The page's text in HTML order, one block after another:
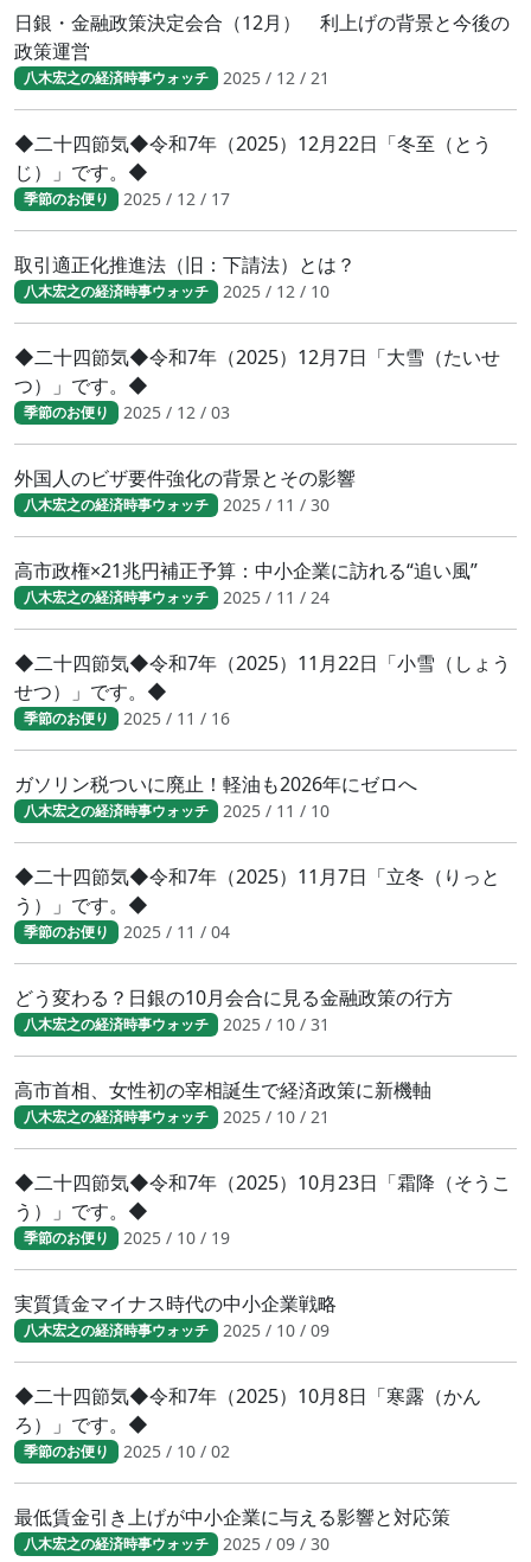
日銀・金融政策決定会合（12月） 利上げの背景と今後の
政策運営
八木宏之の経済時事ウォッチ 2025 / 12 / 21
◆二十四節気◆令和7年（2025）12月22日「冬至（とう
じ）」です。◆
季節のお便り 2025 / 12 / 17
取引適正化推進法（旧：下請法）とは？
八木宏之の経済時事ウォッチ 2025 / 12 / 10
◆二十四節気◆令和7年（2025）12月7日「大雪（たいせ
つ）」です。◆
季節のお便り 2025 / 12 / 03
外国人のビザ要件強化の背景とその影響
八木宏之の経済時事ウォッチ 2025 / 11 / 30
高市政権×21兆円補正予算：中小企業に訪れる“追い風”
八木宏之の経済時事ウォッチ 2025 / 11 / 24
◆二十四節気◆令和7年（2025）11月22日「小雪（しょう
せつ）」です。◆
季節のお便り 2025 / 11 / 16
ガソリン税ついに廃止！軽油も2026年にゼロへ
八木宏之の経済時事ウォッチ 2025 / 11 / 10
◆二十四節気◆令和7年（2025）11月7日「立冬（りっと
う）」です。◆
季節のお便り 2025 / 11 / 04
どう変わる？日銀の10月会合に見る金融政策の行方
八木宏之の経済時事ウォッチ 2025 / 10 / 31
高市首相、女性初の宰相誕生で経済政策に新機軸
八木宏之の経済時事ウォッチ 2025 / 10 / 21
◆二十四節気◆令和7年（2025）10月23日「霜降（そうこ
う）」です。◆
季節のお便り 2025 / 10 / 19
実質賃金マイナス時代の中小企業戦略
八木宏之の経済時事ウォッチ 2025 / 10 / 09
◆二十四節気◆令和7年（2025）10月8日「寒露（かん
ろ）」です。◆
季節のお便り 2025 / 10 / 02
最低賃金引き上げが中小企業に与える影響と対応策
八木宏之の経済時事ウォッチ 2025 / 09 / 30